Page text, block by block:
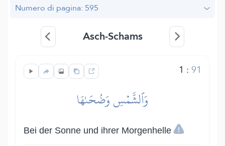
Numero di pagina: 595
Asch-Schams
1 :91
وَٱلشَّمۡسِ وَضُحَىٰهَا
Bei der Sonne und ihrer Morgenhelle